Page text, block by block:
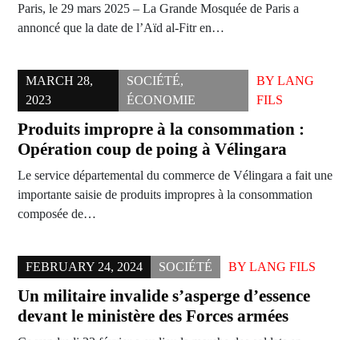
Paris, le 29 mars 2025 – La Grande Mosquée de Paris a
annoncé que la date de l’Aïd al-Fitr en…
MARCH 28,
2023
SOCIÉTÉ,
ÉCONOMIE
BY LANG
FILS
Produits impropre à la consommation :
Opération coup de poing à Vélingara
Le service départemental du commerce de Vélingara a fait une
importante saisie de produits impropres à la consommation
composée de…
FEBRUARY 24, 2024 SOCIÉTÉ BY LANG FILS
Un militaire invalide s’asperge d’essence
devant le ministère des Forces armées